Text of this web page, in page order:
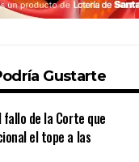
Gustarte
de la Corte que
el tope a las